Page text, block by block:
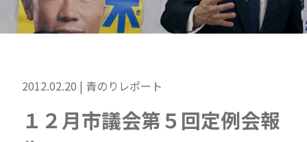
2012.02.20 | 青のりレポート
１２月市議会第５回定例会報